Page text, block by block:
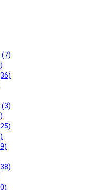
(7)
(3)